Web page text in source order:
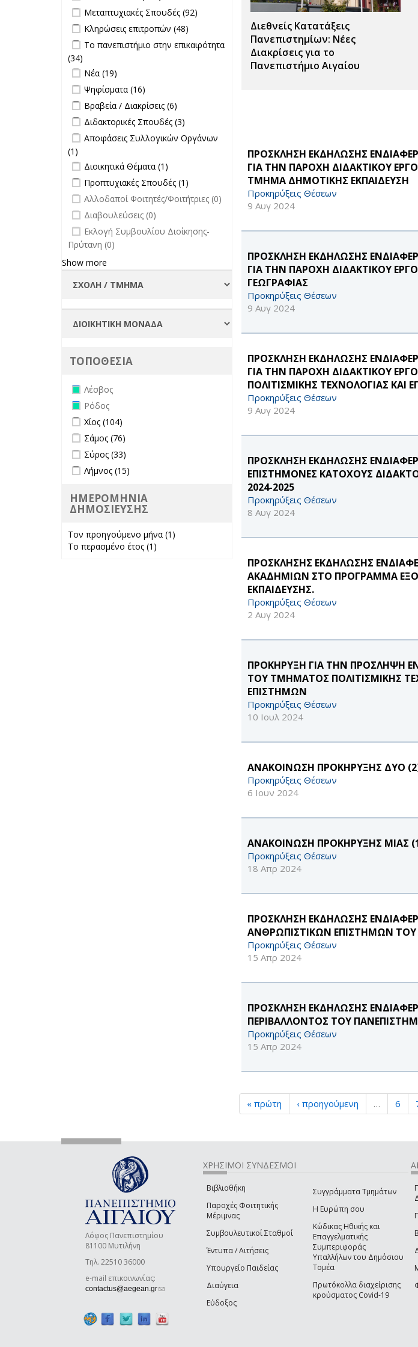
Διεθνείς Κατατάξεις
Πανεπιστημίων: Νέες
Διακρίσεις για το
Πανεπιστήμιο Αιγαίου
ΠΡΟΣΚΛΗΣΗ ΕΚΔΗΛΩΣΗΣ
ΓΙΑ ΤΗΝ ΠΑΡΟΧΗ ΔΙΔΑΚΤΙΚΟΥ
ΤΜΗΜΑ ΔΗΜΟΤΙΚΗΣ ΕΚΠΑΙΔΕΥΣΗ
Προκηρύξεις Θέσεων
9 Αυγ 2024
ΠΡΟΣΚΛΗΣΗ ΕΚΔΗΛΩΣΗΣ
ΓΙΑ ΤΗΝ ΠΑΡΟΧΗ ΔΙΔΑΚΤΙΚΟΥ
ΓΕΩΓΡΑΦΙΑΣ
Προκηρύξεις Θέσεων
9 Αυγ 2024
ΠΡΟΣΚΛΗΣΗ ΕΚΔΗΛΩΣΗΣ
ΓΙΑ ΤΗΝ ΠΑΡΟΧΗ ΔΙΔΑΚΤΙΚΟΥ
ΠΟΛΙΤΙΣΜΙΚΗΣ ΤΕΧΝΟΛΟΓΙΑΣ ΚΑΙ
Προκηρύξεις Θέσεων
9 Αυγ 2024
ΠΡΟΣΚΛΗΣΗ ΕΚΔΗΛΩΣΗΣ
ΕΠΙΣΤΗΜΟΝΕΣ ΚΑΤΟΧΟΥΣ
2024-2025
Προκηρύξεις Θέσεων
8 Αυγ 2024
ΠΡΟΣΚΛΗΣΗΣ ΕΚΔΗΛΩΣΗΣ
ΑΚΑΔΗΜΙΩΝ ΣΤΟ ΠΡΟΓΡΑΜΜΑ
ΕΚΠΑΙΔΕΥΣΗΣ.
Προκηρύξεις Θέσεων
2 Αυγ 2024
ΠΡΟΚΗΡΥΞΗ ΓΙΑ ΤΗΝ ΠΡΟΣΛΗΨΗ
ΤΟΥ ΤΜΗΜΑΤΟΣ ΠΟΛΙΤΙΣΜΙΚΗΣ
ΕΠΙΣΤΗΜΩΝ
Προκηρύξεις Θέσεων
10 Ιουλ 2024
ΑΝΑΚΟΙΝΩΣΗ ΠΡΟΚΗΡΥΞΗΣ ΔΥΟ
Προκηρύξεις Θέσεων
6 Ιουν 2024
ΑΝΑΚΟΙΝΩΣΗ ΠΡΟΚΗΡΥΞΗΣ ΜΙΑΣ
Προκηρύξεις Θέσεων
18 Απρ 2024
ΠΡΟΣΚΛΗΣΗ ΕΚΔΗΛΩΣΗΣ
ΑΝΘΡΩΠΙΣΤΙΚΩΝ ΕΠΙΣΤΗΜΩΝ ΤΟΥ
Προκηρύξεις Θέσεων
15 Απρ 2024
ΠΡΟΣΚΛΗΣΗ ΕΚΔΗΛΩΣΗΣ
ΠΕΡΙΒΑΛΛΟΝΤΟΣ ΤΟΥ
Προκηρύξεις Θέσεων
15 Απρ 2024
« πρώτη ‹ προηγούμενη … 6
Apply Μεταπτυχιακές Σπουδές filter
Μεταπτυχιακές Σπουδές (92)
Μεταπτυχιακές
Σπουδές filter
Apply Κληρώσεις επιτροπών filter
Κληρώσεις επιτροπών (48)
επιτροπών
Apply Το πανεπιστήμιο στην
επικαιρότητα filter
Το πανεπιστήμιο στην επικαιρότητα
(34)
επικαιρότητα filter
Apply Νέα filter
Νέα (19)
Apply Ψηφίσματα filter
Ψηφίσματα (16)
Apply Βραβεία / Διακρίσεις filter
Βραβεία / Διακρίσεις (6)
Διακρίσεις
filter
Apply Διδακτορικές Σπουδές filter
Διδακτορικές Σπουδές (3)
Σπουδές
Apply Αποφάσεις Συλλογικών
Οργάνων filter
Αποφάσεις Συλλογικών Οργάνων
(1)
Οργάνων filter
Apply Διοικητικά Θέματα filter
Διοικητικά Θέματα (1)
Apply Προπτυχιακές Σπουδές filter
Προπτυχιακές Σπουδές (1)
Σπουδές filter
undefined
Αλλοδαποί Φοιτητές/Φοιτήτριες (0)
undefined
Διαβουλεύσεις (0)
undefined
Εκλογή Συμβουλίου Διοίκησης-
Πρύτανη (0)
Show more
ΤΟΠΟΘΕΣΙΑ
Remove Λέσβος filter
Λέσβος
Remove Ρόδος filter
Ρόδος
Apply Χίος filter
Χίος (104)
Apply Σάμος filter
Σάμος (76)
Apply Σύρος filter
Σύρος (33)
Apply Λήμνος filter
Λήμνος (15)
ΗΜΕΡΟΜΗΝΙΑ
ΔΗΜΟΣΙΕΥΣΗΣ
Τον προηγούμενο μήνα (1)
Το περασμένο έτος (1)
Λόφος Πανεπιστημίου
81100 Μυτιλήνη
Τηλ. 22510 36000
e-mail επικοινωνίας:
contactus@aegean.gr(link sends e-mail)
ΧΡΗΣΙΜΟΙ ΣΥΝΔΕΣΜΟΙ
Βιβλιοθήκη
Παροχές Φοιτητικής
Μέριμνας
Συμβουλευτικοί Σταθμοί
Έντυπα / Αιτήσεις
Υπουργείο Παιδείας
Διαύγεια
Εύδοξος
Συγγράμματα Τμημάτων
Η Ευρώπη σου
Κώδικας Ηθικής και
Επαγγελματικής
Συμπεριφοράς
Υπαλλήλων του Δημόσιου
Τομέα
Πρωτόκολλα διαχείρισης
κρούσματος Covid-19